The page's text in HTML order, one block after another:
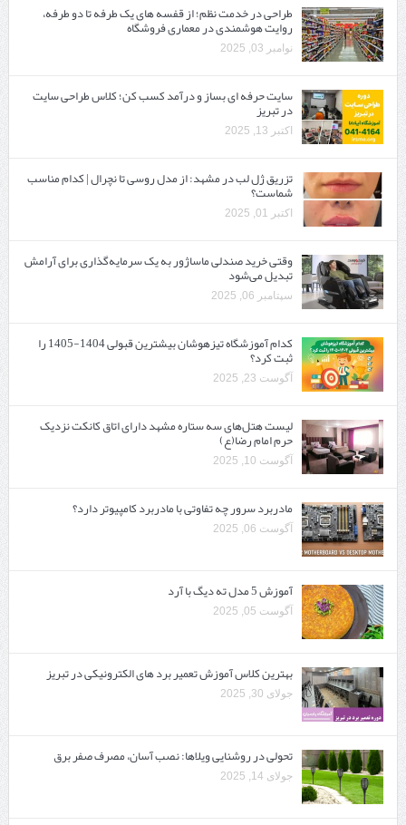
طراحی در خدمت نظم؛ از قفسه ‌های یک‌ طرفه تا دو طرفه،
روایت هوشمندی در معماری فروشگاه
نوامبر 03, 2025
سایت حرفه ‌ای بساز و درآمد کسب کن؛ کلاس طراحی سایت
در تبریز
اکتبر 13, 2025
تزریق ژل لب در مشهد: از مدل روسی تا نچرال | کدام مناسب
شماست؟
اکتبر 01, 2025
وقتی خرید صندلی ماساژور به یک سرمایه‌گذاری برای آرامش
تبدیل می‌شود
سپتامبر 06, 2025
کدام آموزشگاه تیزهوشان بیشترین قبولی 1404-1405 را
ثبت کرد؟
آگوست 23, 2025
لیست هتل‌های سه ستاره مشهد دارای اتاق کانکت نزدیک
حرم امام رضا(ع)
آگوست 10, 2025
مادربرد سرور چه تفاوتی با مادربرد کامپیوتر دارد؟
آگوست 06, 2025
آموزش 5 مدل ته دیگ با آرد
آگوست 05, 2025
بهترین کلاس آموزش تعمیر برد های الکترونیکی در تبریز
جولای 30, 2025
تحولی در روشنایی ویلاها: نصب آسان، مصرف صفر برق
جولای 14, 2025